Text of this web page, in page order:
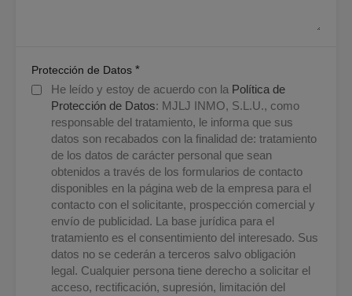
Protección de Datos *
He leído y estoy de acuerdo con la Política de
Protección de Datos: MJLJ INMO, S.L.U., como
responsable del tratamiento, le informa que sus
datos son recabados con la finalidad de: tratamiento
de los datos de carácter personal que sean
obtenidos a través de los formularios de contacto
disponibles en la página web de la empresa para el
contacto con el solicitante, prospección comercial y
envío de publicidad. La base jurídica para el
tratamiento es el consentimiento del interesado. Sus
datos no se cederán a terceros salvo obligación
legal. Cualquier persona tiene derecho a solicitar el
acceso, rectificación, supresión, limitación del